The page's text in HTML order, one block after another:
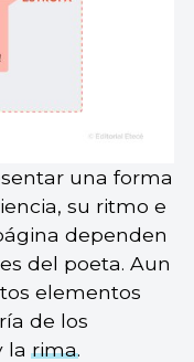
una forma
su ritmo e
dependen
del poeta. Aun
elementos
de los
larima.